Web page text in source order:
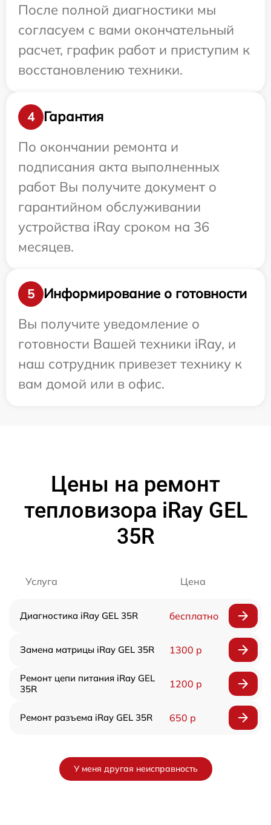
После полной диагностики мы
согласуем с вами окончательный
расчет, график работ и приступим к
восстановлению техники.
4
Гарантия
По окончании ремонта и
подписания акта выполненных
работ Вы получите документ о
гарантийном обслуживании
устройства iRay сроком на 36
месяцев.
5
Информирование о готовности
Вы получите уведомление о
готовности Вашей техники iRay, и
наш сотрудник привезет технику к
вам домой или в офис.
Цены на ремонт
тепловизора iRay GEL
35R
Услуга Цена
Диагностика iRay GEL 35R бесплатно
Замена матрицы iRay GEL 35R 1300 р
Ремонт цепи питания iRay GEL
35R
1200 р
Ремонт разъема iRay GEL 35R 650 р
У меня другая неисправность